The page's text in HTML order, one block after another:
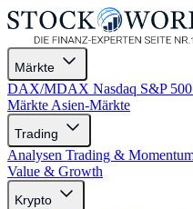
Märkte
DAX/MDAX Nasdaq S&P 500
Märkte Asien-Märkte
Trading
Analysen Trading &
Value & Growth
Krypto